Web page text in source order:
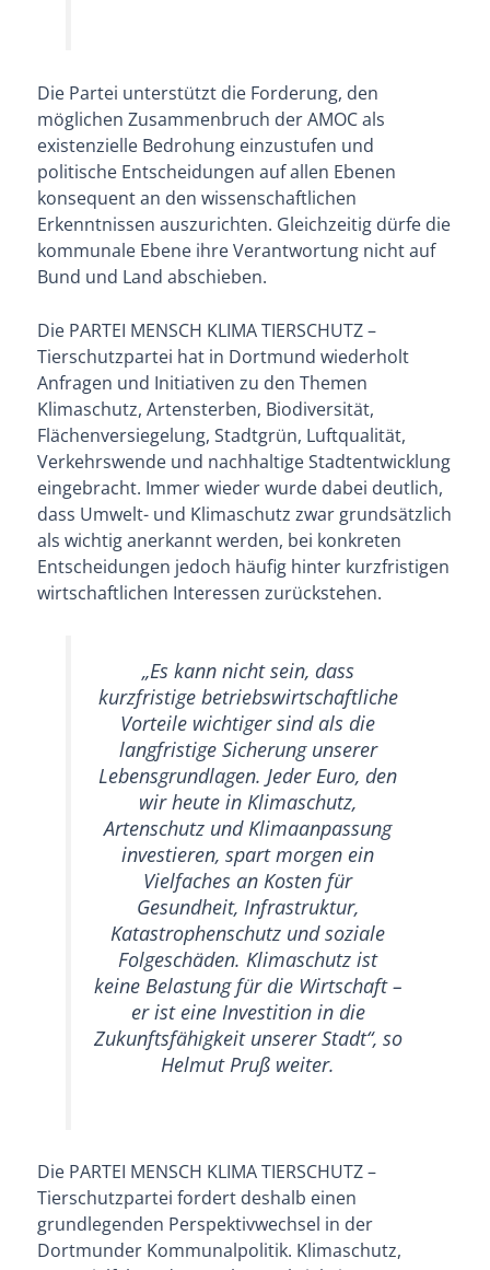
Die Partei unterstützt die Forderung, den
möglichen Zusammenbruch der AMOC als
existenzielle Bedrohung einzustufen und
politische Entscheidungen auf allen Ebenen
konsequent an den wissenschaftlichen
Erkenntnissen auszurichten. Gleichzeitig dürfe die
kommunale Ebene ihre Verantwortung nicht auf
Bund und Land abschieben.
Die PARTEI MENSCH KLIMA TIERSCHUTZ –
Tierschutzpartei hat in Dortmund wiederholt
Anfragen und Initiativen zu den Themen
Klimaschutz, Artensterben, Biodiversität,
Flächenversiegelung, Stadtgrün, Luftqualität,
Verkehrswende und nachhaltige Stadtentwicklung
eingebracht. Immer wieder wurde dabei deutlich,
dass Umwelt- und Klimaschutz zwar grundsätzlich
als wichtig anerkannt werden, bei konkreten
Entscheidungen jedoch häufig hinter kurzfristigen
wirtschaftlichen Interessen zurückstehen.
„Es kann nicht sein, dass
kurzfristige betriebswirtschaftliche
Vorteile wichtiger sind als die
langfristige Sicherung unserer
Lebensgrundlagen. Jeder Euro, den
wir heute in Klimaschutz,
Artenschutz und Klimaanpassung
investieren, spart morgen ein
Vielfaches an Kosten für
Gesundheit, Infrastruktur,
Katastrophenschutz und soziale
Folgeschäden. Klimaschutz ist
keine Belastung für die Wirtschaft –
er ist eine Investition in die
Zukunftsfähigkeit unserer Stadt“, so
Helmut Pruß weiter.
Die PARTEI MENSCH KLIMA TIERSCHUTZ –
Tierschutzpartei fordert deshalb einen
grundlegenden Perspektivwechsel in der
Dortmunder Kommunalpolitik. Klimaschutz,